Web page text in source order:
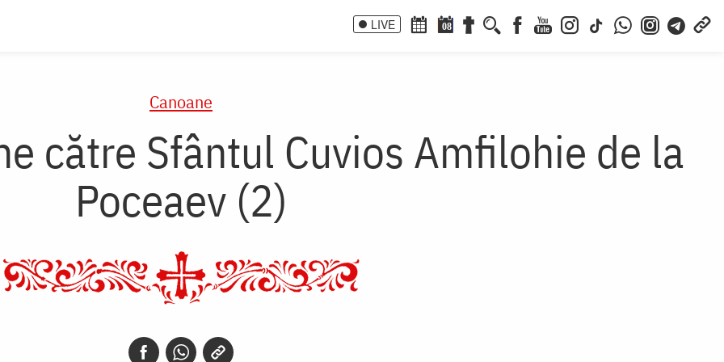
LIVE 08
Canoane
către Sfântul Cuvios Amfilohie de la
Poceaev (2)